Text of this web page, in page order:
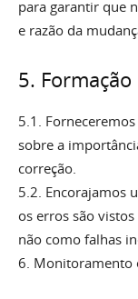
para garantir que
e razão da
5.
5.1.
sobre a
correção.
5.2. Encorajamos
os erros são
não como falhas
6. Monitoramento